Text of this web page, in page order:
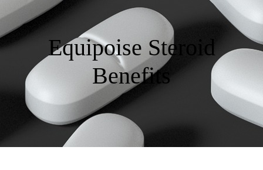
Equipoise Steroid
Benefits